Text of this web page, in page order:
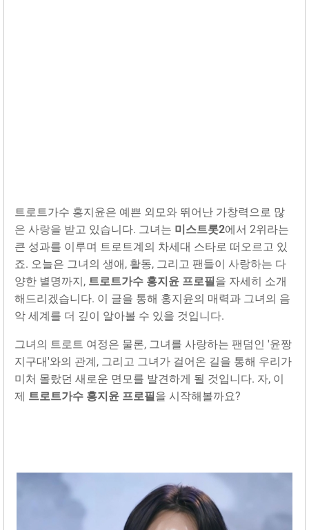
트로트가수 홍지윤은 예쁜 외모와 뛰어난 가창력으로 많
은 사랑을 받고 있습니다. 그녀는 미스트롯2에서 2위라는
큰 성과를 이루며 트로트계의 차세대 스타로 떠오르고 있
죠. 오늘은 그녀의 생애, 활동, 그리고 팬들이 사랑하는 다
양한 별명까지, 트로트가수 홍지윤 프로필을 자세히 소개
해드리겠습니다. 이 글을 통해 홍지윤의 매력과 그녀의 음
악 세계를 더 깊이 알아볼 수 있을 것입니다.
그녀의 트로트 여정은 물론, 그녀를 사랑하는 팬덤인 '윤짱
지구대'와의 관계, 그리고 그녀가 걸어온 길을 통해 우리가
미처 몰랐던 새로운 면모를 발견하게 될 것입니다. 자, 이
제 트로트가수 홍지윤 프로필을 시작해볼까요?